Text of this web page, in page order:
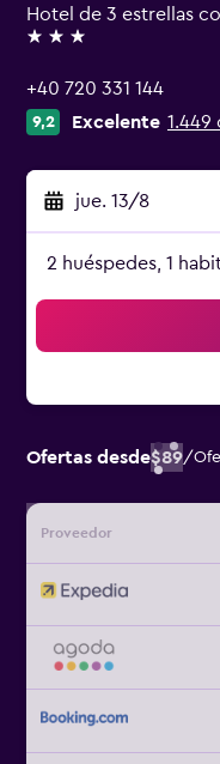
Hotel de 3 estrellas
3 estrellas
+40 720 331 144
9,2 Excelente 1.449
jue. 13/8
2 huéspedes, 1
Ofertas desde$89/
Proveedor